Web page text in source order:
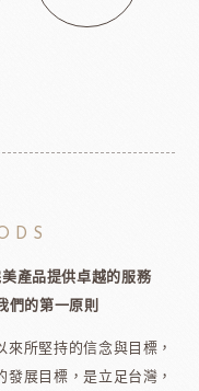
產品提供卓越的服務
們的第一原則
所堅持的信念與目標，
展目標，是立足台灣，